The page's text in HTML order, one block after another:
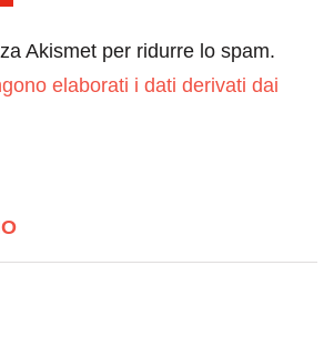
Akismet per ridurre lo spam.
elaborati i dati derivati dai